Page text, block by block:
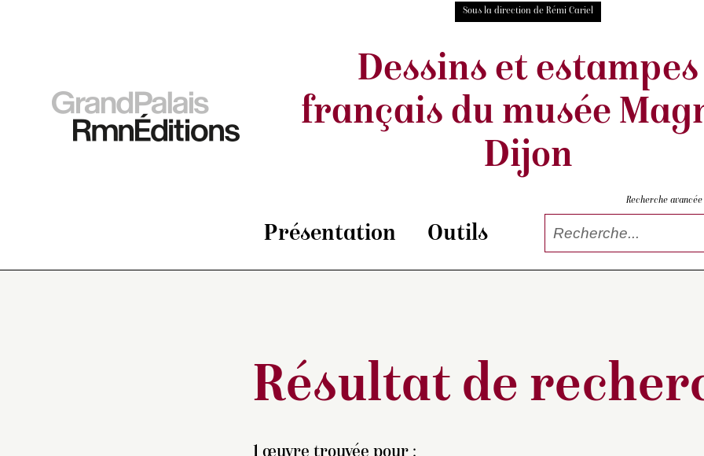
Sous la direction de Rémi Cariel
Dessins et estampes
français du musée
Dijon
Présentation Outils
Recherche avancée
Résultat de